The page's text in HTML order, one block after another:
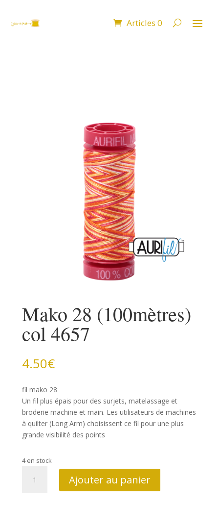
Articles 0
Mako 28 (100mètres)
col 4657
4.50€
fil mako 28
Un fil plus épais pour des surjets, matelassage et
broderie machine et main. Les utilisateurs de machines
à quilter (Long Arm) choisissent ce fil pour une plus
grande visibilité des points
4 en stock
Ajouter au panier